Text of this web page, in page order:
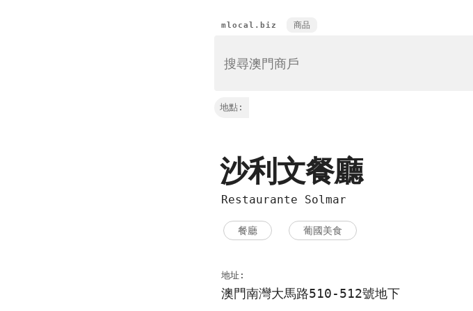
mlocal.biz 商品
地點:
沙利文餐廳
Restaurante Solmar
餐廳 葡國美食
地址:
澳門南灣大馬路510-512號地下